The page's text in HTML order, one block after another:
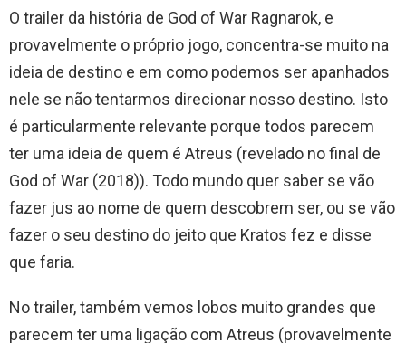
O trailer da história de God of War Ragnarok, e
provavelmente o próprio jogo, concentra-se muito na
ideia de destino e em como podemos ser apanhados
nele se não tentarmos direcionar nosso destino. Isto
é particularmente relevante porque todos parecem
ter uma ideia de quem é Atreus (revelado no final de
God of War (2018)). Todo mundo quer saber se vão
fazer jus ao nome de quem descobrem ser, ou se vão
fazer o seu destino do jeito que Kratos fez e disse
que faria.
No trailer, também vemos lobos muito grandes que
parecem ter uma ligação com Atreus (provavelmente